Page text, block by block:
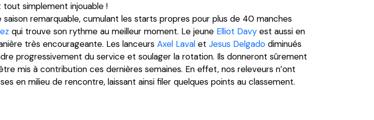
simplement injouable !
saison remarquable, cumulant les starts propres pour plus de 40 manches
qui trouve son rythme au meilleur moment. Le jeune Elliot Davy est aussi en
très encourageante. Les lanceurs Axel Laval et Jesus Delgado diminués
progressivement du service et soulager la rotation. Ils donneront sûrement
mis à contribution ces dernières semaines. En effet, nos releveurs n’ont
en milieu de rencontre, laissant ainsi filer quelques points au classement.